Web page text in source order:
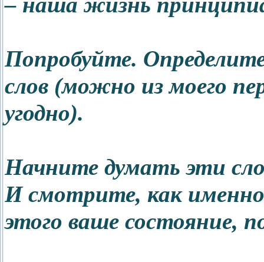
Попробуйте.
слов (можно из моего
угодно).
Начните думать эти
И смотрите, как
этого ваше состояние,